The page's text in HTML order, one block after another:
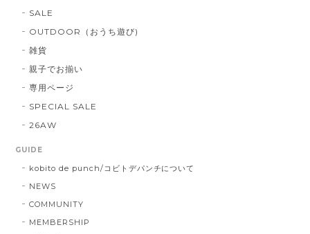
SALE
OUTDOOR（おうち遊び)
雑貨
親子でお揃い
専用ページ
SPECIAL SALE
26AW
GUIDE
kobito de punch/コビトデパンチについて
NEWS
COMMUNITY
MEMBERSHIP